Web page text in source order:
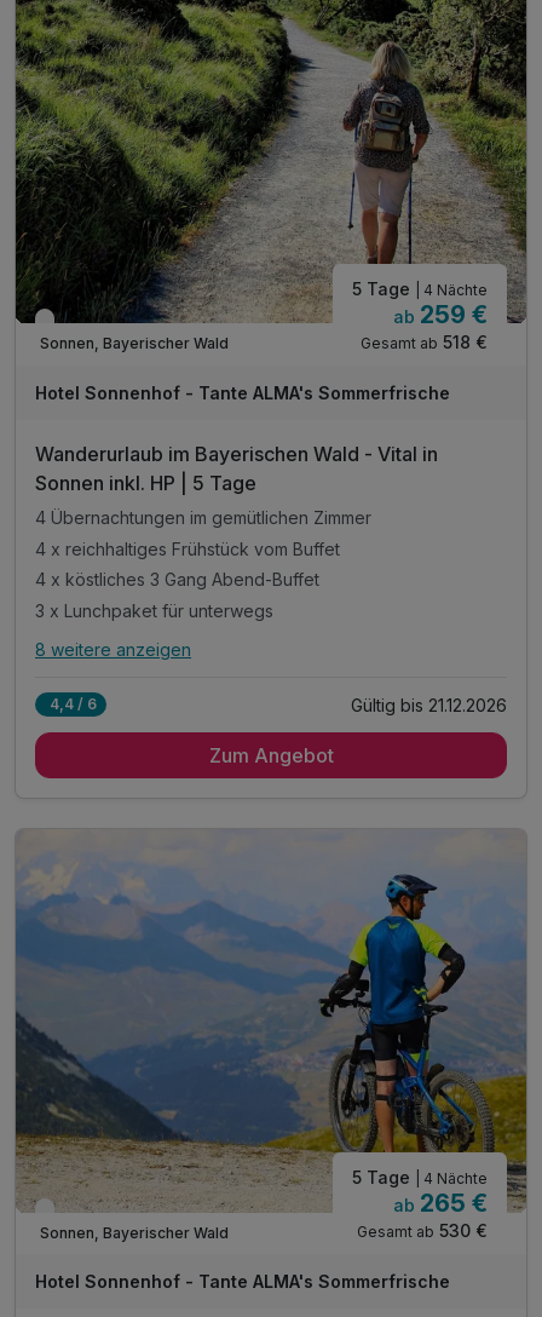
1 x Eierlikör zur Begrüßung*
inkl. Gästekarte Wegscheider Land**
inkl. Nutzung des Pool- und Saunabereichs
1 x Obstteller auf dem Zimmer
* alkoholfreie Alternative möglich
Verfügbar bis Dezember
Sonnen, Bayerischer Wald
5 Tage | 4 Nächte
ab 259 €
Gesamt ab 518 €
Hotel Sonnenhof - Tante ALMA's Sommerfrische
Wanderurlaub im Bayerischen Wald - Vital in
Sonnen inkl. HP | 5 Tage
4 Übernachtungen im gemütlichen Zimmer
4 x reichhaltiges Frühstück vom Buffet
4 x köstliches 3 Gang Abend-Buffet
3 x Lunchpaket für unterwegs
Alle Inklusivleistungen
4 x reichhaltiges Frühstück vom Buffet
inkl. Gästekarte Wegscheider Land**
täglich Kaffeekränzchen im Hotel
mit jeweils einem Kaffee und einem Stück Kuchen
1 x Eierlikör zur Begrüßung*
inkl. Nutzung des Pool- und Saunabereichs
inkl. Parkplatz am Hotel
* alkoholfreie Alternative möglich
8 weitere anzeigen
4,4 / 6 Gültig bis 21.12.2026
Zum Angebot
Verfügbar bis Dezember
Sonnen, Bayerischer Wald
5 Tage | 4 Nächte
ab 265 €
Gesamt ab 530 €
Hotel Sonnenhof - Tante ALMA's Sommerfrische